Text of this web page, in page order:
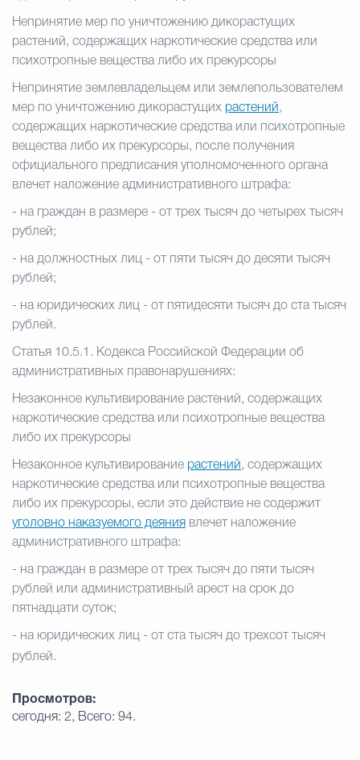
Непринятие мер по уничтожению дикорастущих
растений, содержащих наркотические средства или
психотропные вещества либо их прекурсоры
Непринятие землевладельцем или землепользователем
мер по уничтожению дикорастущих растений ,
содержащих наркотические средства или психотропные
вещества либо их прекурсоры, после получения
официального предписания уполномоченного органа
влечет наложение административного штрафа:
- на граждан в размере - от трех тысяч до четырех тысяч
рублей;
- на должностных лиц - от пяти тысяч до десяти тысяч
рублей;
- на юридических лиц - от пятидесяти тысяч до ста тысяч
рублей.
Статья 10.5.1. Кодекса Российской Федерации об
административных правонарушениях:
Незаконное культивирование растений, содержащих
наркотические средства или психотропные вещества
либо их прекурсоры
Незаконное культивирование растений , содержащих
наркотические средства или психотропные вещества
либо их прекурсоры, если это действие не содержит
уголовно наказуемого деяния влечет наложение
административного штрафа:
- на граждан в размере от трех тысяч до пяти тысяч
рублей или административный арест на срок до
пятнадцати суток;
- на юридических лиц - от ста тысяч до трехсот тысяч
рублей.
Просмотров:
сегодня: 2, Всего: 94.